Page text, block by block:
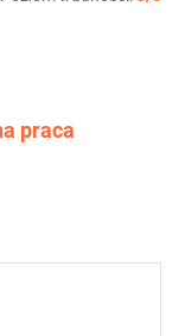
praca